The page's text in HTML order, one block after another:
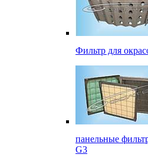
Фильтр для
панельные
G3